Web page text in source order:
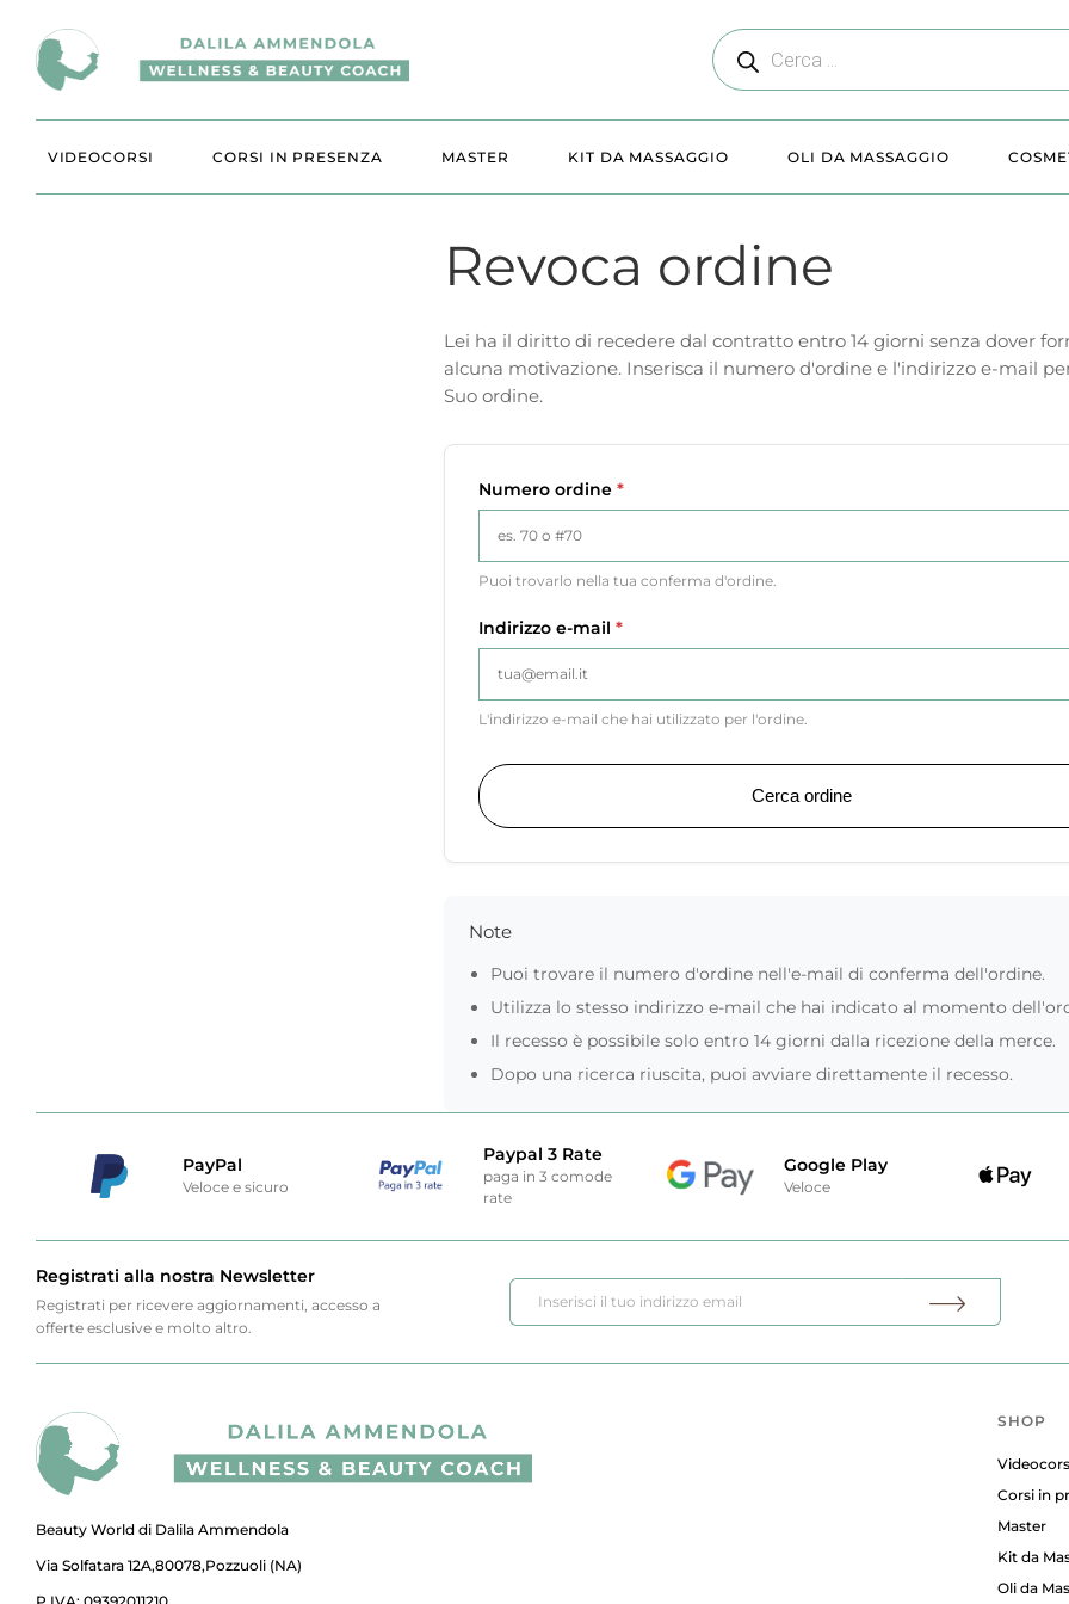
VIDEOCORSI CORSI IN PRESENZA MASTER KIT DA MASSAGGIO OLI DA MASSAGGIO
Revoca ordine
Lei ha il diritto di recedere dal contratto entro 14 giorni senza dover
alcuna motivazione. Inserisca il numero d'ordine e l'indirizzo e-mail
Suo ordine.
Numero ordine *
Puoi trovarlo nella tua conferma d'ordine.
Indirizzo e-mail *
L'indirizzo e-mail che hai utilizzato per l'ordine.
Cerca ordine
Note
Puoi trovare il numero d'ordine nell'e-mail di conferma dell'ordine.
Utilizza lo stesso indirizzo e-mail che hai indicato al momento
Il recesso è possibile solo entro 14 giorni dalla ricezione della merce.
Dopo una ricerca riuscita, puoi avviare direttamente il recesso.
PayPal
Veloce e sicuro
Paypal 3 Rate
paga in 3 comode
rate
Google Play
Veloce
Registrati alla nostra Newsletter
Registrati per ricevere aggiornamenti, accesso a
offerte esclusive e molto altro.
Beauty World di Dalila Ammendola
Via Solfatara 12A,80078,Pozzuoli (NA)
SHOP
Corsi in
Master
Kit da
Oli da